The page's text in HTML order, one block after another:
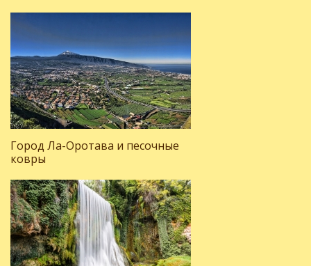
Город Ла-Оротава и песочные
ковры